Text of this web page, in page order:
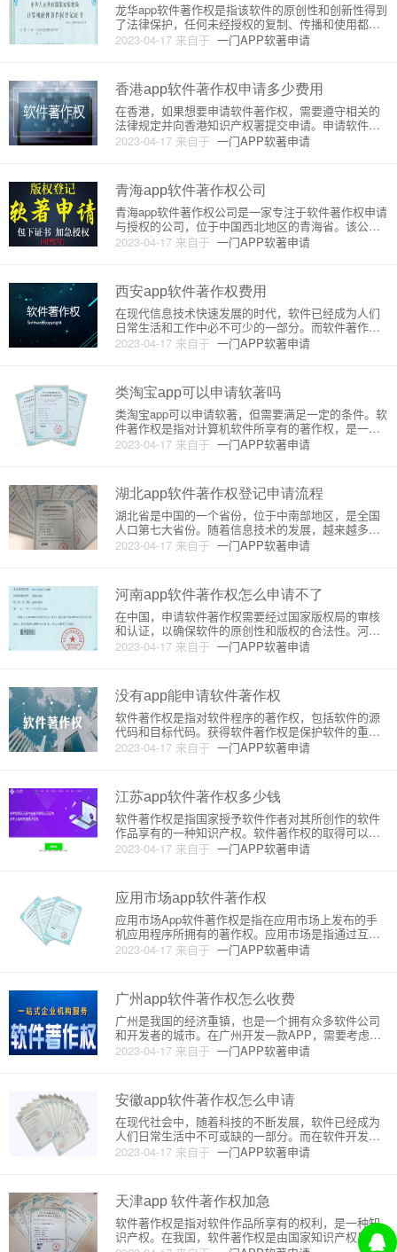
2023-04-17 来自于 一门APP软著申请
龙华app软件著作权是指该软件的原创性和创新性得到
了法律保护，任何未经授权的复制、传播和使用都将
构成侵权行为。下面将对龙华app软件著作权进行原理
式。软件著作权的原理
香港app软件著作权申请多少费用
2023-04-17 来自于 一门APP软著申请
在香港，如果想要申请软件著作权，需要遵守相关的
法律规定并向香港知识产权署提交申请。申请软件著
作权一般包括两个阶段：预审和正式审查。在预审阶
式审查阶段将会开始。在正式
青海app软件著作权公司
2023-04-17 来自于 一门APP软著申请
青海app软件著作权公司是一家专注于软件著作权申请
与授权的公司，位于中国西北地区的青海省。该公司
主要提供软件著作权申请咨询、技术评估、申请材料
高素质的专业团队，
西安app软件著作权费用
2023-04-17 来自于 一门APP软著申请
在现代信息技术快速发展的时代，软件已经成为人们
日常生活和工作中必不可少的一部分。而软件著作权
的保护也越来越受到重视。在中国，软件著作权的保
解的是软件著作权登记的
类淘宝app可以申请软著吗
2023-04-17 来自于 一门APP软著申请
类淘宝app可以申请软著，但需要满足一定的条件。软
件著作权是指对计算机软件所享有的著作权，是一种
知识产权，其保护范围主要涉及软件的源代码、程序
著。首先，申请软著需要
湖北app软件著作权登记申请流程
2023-04-17 来自于 一门APP软著申请
湖北省是中国的一个省份，位于中南部地区，是全国
人口第七大省份。随着信息技术的发展，越来越多的
企业和个人开始开发和发布各种类型的软件应用程
程。一、登记前准备工作1.
河南app软件著作权怎么申请不了
2023-04-17 来自于 一门APP软著申请
在中国，申请软件著作权需要经过国家版权局的审核
和认证，以确保软件的原创性和版权的合法性。河南
省作为中国重要的经济省份之一，在软件开发和创新
进行申请。下面将从原理和详
没有app能申请软件著作权
2023-04-17 来自于 一门APP软著申请
软件著作权是指对软件程序的著作权，包括软件的源
代码和目标代码。获得软件著作权是保护软件的重要
手段之一，可以有效地防止他人对软件的抄袭和侵
动应用程序的特殊性质，目前并
江苏app软件著作权多少钱
2023-04-17 来自于 一门APP软著申请
软件著作权是指国家授予软件作者对其所创作的软件
作品享有的一种知识产权。软件著作权的取得可以为
软件作者提供经济收益和法律保护，同时也有助于推
的一个经济发达地区，拥有众
应用市场app软件著作权
2023-04-17 来自于 一门APP软著申请
应用市场App软件著作权是指在应用市场上发布的手
机应用程序所拥有的著作权。应用市场是指通过互联
网提供给用户下载和使用手机应用程序的平台，如苹
应用程序的著作权。应
广州app软件著作权怎么收费
2023-04-17 来自于 一门APP软著申请
广州是我国的经济重镇，也是一个拥有众多软件公司
和开发者的城市。在广州开发一款APP，需要考虑到
著作权的问题。那么广州APP软件著作权如何收费
软件享有的权利，包括复制
安徽app软件著作权怎么申请
2023-04-17 来自于 一门APP软著申请
在现代社会中，随着科技的不断发展，软件已经成为
人们日常生活中不可或缺的一部分。而在软件开发过
程中，著作权的保护也变得越来越重要。本文将介绍
好以下材料：（1）
天津app 软件著作权加急
软件著作权是指对软件作品所享有的权利，是一种知
识产权。在我国，软件著作权是由国家知识产权局负